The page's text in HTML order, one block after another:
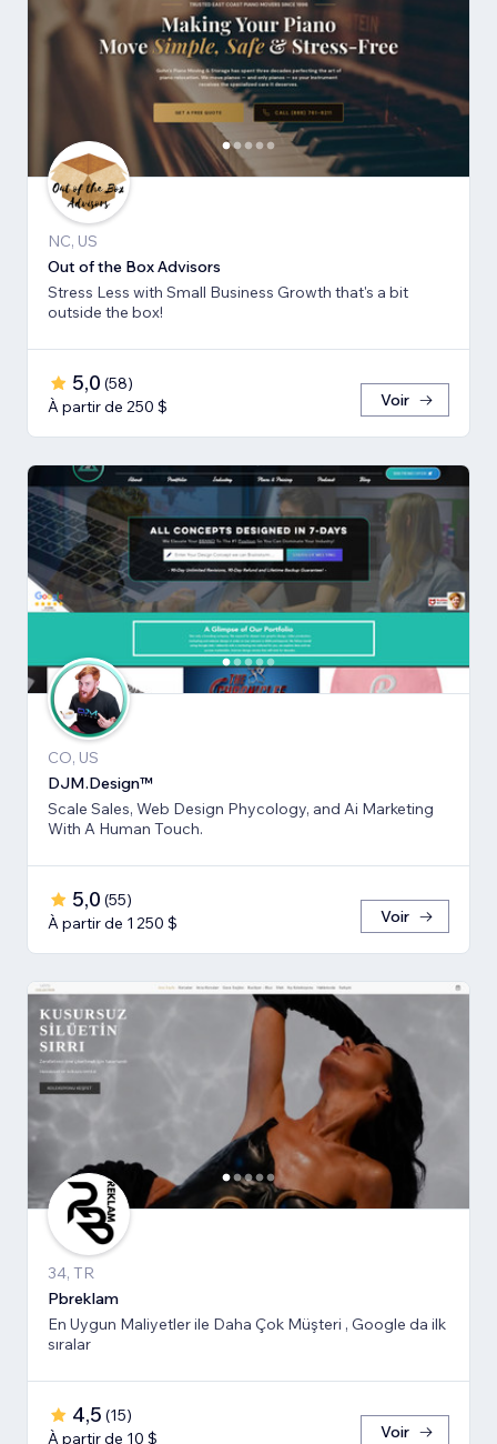
NC, US
Out of the Box Advisors
Stress Less with Small Business Growth that's a bit
outside the box!
5,0 (58)
À partir de 250 $
Voir
CO, US
DJM.Design™
Scale Sales, Web Design Phycology, and Ai Marketing
With A Human Touch.
5,0 (55)
À partir de 1 250 $
Voir
34, TR
Pbreklam
En Uygun Maliyetler ile Daha Çok Müşteri , Google da ilk
sıralar
4,5 (15)
À partir de 10 $
Voir